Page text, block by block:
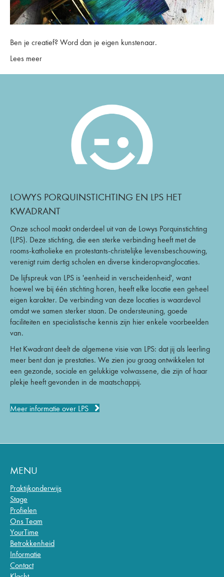
Ben je creatief? Word dan je eigen kunstenaar.
Lees meer
LOWYS PORQUINSTICHTING EN LPS HET
KWADRANT
Onze school maakt onderdeel uit van de Lowys Porquinstichting
(LPS). Deze stichting, die een sterke verbinding heeft met de
rooms-katholieke en protestants-christelijke levensbeschouwing,
verenigt ruim dertig scholen en diverse kinderopvanglocaties.
De lijfspreuk van LPS is 'eenheid in verscheidenheid', want
hoewel we bij één stichting horen, heeft elke locatie een geheel
eigen karakter. De verbinding van deze locaties is waardevol
omdat we samen sterker staan. De ondersteuning, goede
faciliteiten en specialistische kennis zijn hier enkele voorbeelden
van.
Het Kwadrant deelt de algemene visie van LPS: dat jij als leerling
meer bent dan je prestaties. We zien jou graag ontwikkelen tot
een gezonde, sociale en gelukkige volwassene, die zijn of haar
plekje heeft gevonden in de maatschappij.
Meer informatie over LPS
MENU
Praktijkonderwijs
Stage
Profielen
Ons Team
YourTime
Betrokkenheid
Informatie
Contact